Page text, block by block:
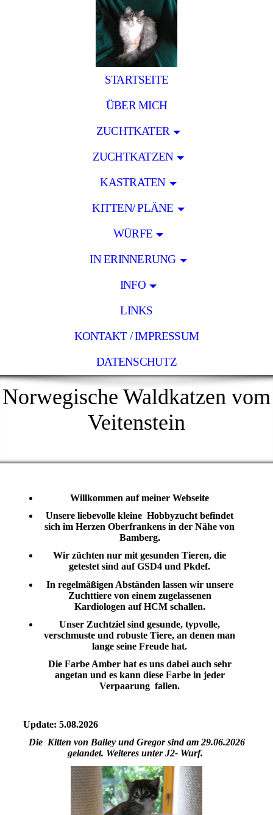
STARTSEITE
ÜBER MICH
ZUCHTKATER
ZUCHTKATZEN
KASTRATEN
KITTEN/ PLÄNE
WÜRFE
IN ERINNERUNG
INFO
LINKS
KONTAKT / IMPRESSUM
DATENSCHUTZ
Norwegische Waldkatzen vom
Veitenstein
Willkommen auf meiner Webseite
Unsere liebevolle kleine Hobbyzucht befindet
sich im Herzen Oberfrankens in der Nähe von
Bamberg.
Wir züchten nur mit gesunden Tieren, die
getestet sind auf GSD4 und Pkdef.
In regelmäßigen Abständen lassen wir unsere
Zuchttiere von einem zugelassenen
Kardiologen auf HCM schallen.
Unser Zuchtziel sind gesunde, typvolle,
verschmuste und robuste Tiere, an denen man
lange seine Freude hat.
Die Farbe Amber hat es uns dabei auch sehr
angetan und es kann diese Farbe in jeder
Verpaarung fallen.
Update: 5.08.2026
Die Kitten von Bailey und Gregor sind am 29.06.2026
gelandet. Weiteres unter J2- Wurf.